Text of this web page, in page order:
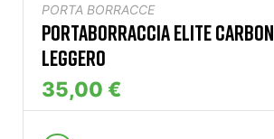
PORTA BORRACCE
PORTABORRACCIA ELITE CARBON
LEGGERO
35,00 €